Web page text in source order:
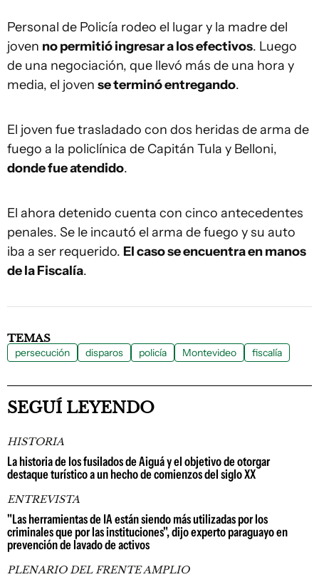
Personal de Policía rodeo el lugar y la madre del
joven no permitió ingresar a los efectivos. Luego
de una negociación, que llevó más de una hora y
media, el joven se terminó entregando.
El joven fue trasladado con dos heridas de arma de
fuego a la policlínica de Capitán Tula y Belloni,
donde fue atendido.
El ahora detenido cuenta con cinco antecedentes
penales. Se le incautó el arma de fuego y su auto
iba a ser requerido. El caso se encuentra en manos
de la Fiscalía.
TEMAS
persecución disparos policía Montevideo fiscalía
SEGUÍ LEYENDO
HISTORIA
La historia de los fusilados de Aiguá y el objetivo de otorgar
destaque turístico a un hecho de comienzos del siglo XX
ENTREVISTA
"Las herramientas de IA están siendo más utilizadas por los
criminales que por las instituciones", dijo experto paraguayo en
prevención de lavado de activos
PLENARIO DEL FRENTE AMPLIO